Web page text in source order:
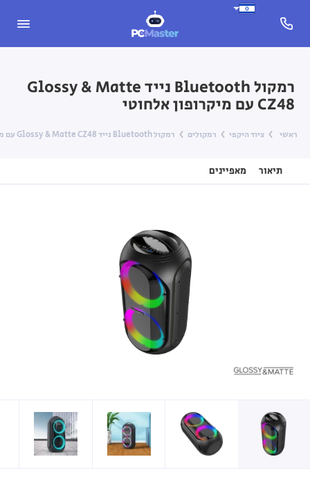
רמקול Bluetooth נייד Glossy & Matte
CZ48 עם מיקרופון אלחוטי
ראשי ציוד היקפי רמקולים רמקול Bluetooth נייד Glossy & Matte CZ48 עם מיקרופון אלחוטי
תיאור מאפיינים